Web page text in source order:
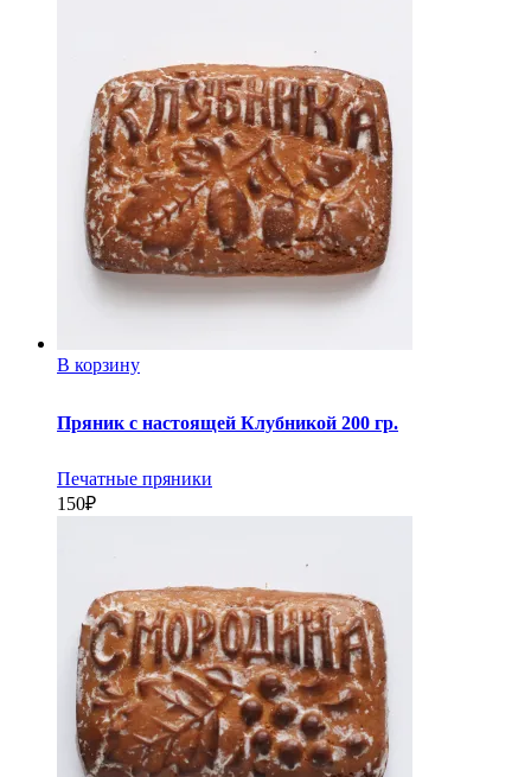
В корзину
Пряник с настоящей Клубникой 200 гр.
Печатные пряники
150₽